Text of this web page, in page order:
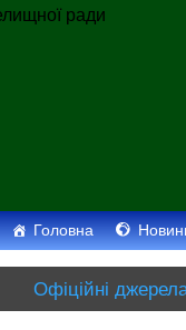
Головна
Офіційні